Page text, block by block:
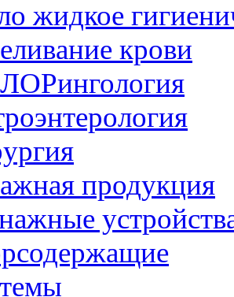
жидкое
крови
продукция